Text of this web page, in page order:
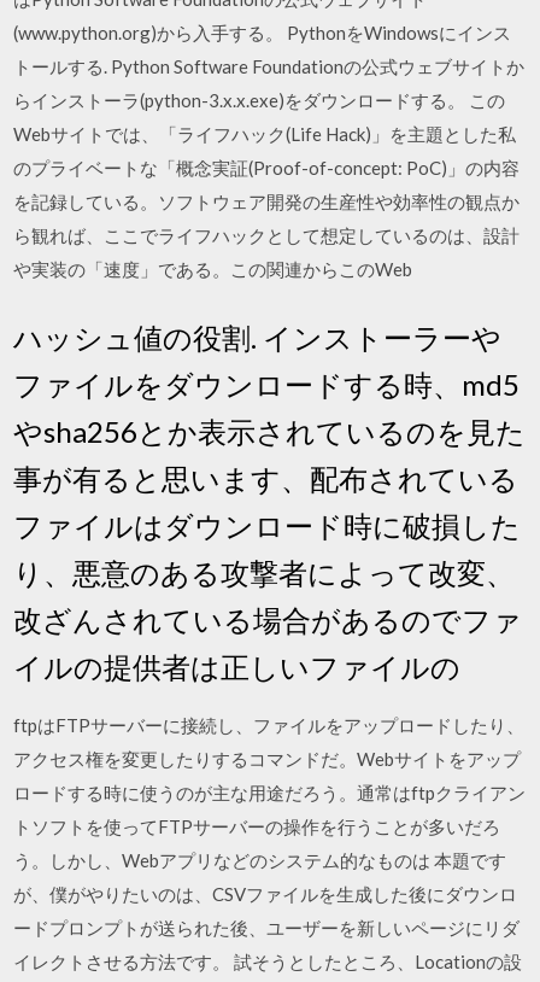
(www.python.org)から入手する。 PythonをWindowsにインス
トールする. Python Software Foundationの公式ウェブサイトか
らインストーラ(python-3.x.x.exe)をダウンロードする。 この
Webサイトでは、「ライフハック(Life Hack)」を主題とした私
のプライベートな「概念実証(Proof-of-concept: PoC)」の内容
を記録している。ソフトウェア開発の生産性や効率性の観点か
ら観れば、ここでライフハックとして想定しているのは、設計
や実装の「速度」である。この関連からこのWeb
ハッシュ値の役割. インストーラーや
ファイルをダウンロードする時、md5
やsha256とか表示されているのを見た
事が有ると思います、配布されている
ファイルはダウンロード時に破損した
り、悪意のある攻撃者によって改変、
改ざんされている場合があるのでファ
イルの提供者は正しいファイルの
ftpはFTPサーバーに接続し、ファイルをアップロードしたり、
アクセス権を変更したりするコマンドだ。Webサイトをアップ
ロードする時に使うのが主な用途だろう。通常はftpクライアン
トソフトを使ってFTPサーバーの操作を行うことが多いだろ
う。しかし、Webアプリなどのシステム的なものは 本題です
が、僕がやりたいのは、CSVファイルを生成した後にダウンロ
ードプロンプトが送られた後、ユーザーを新しいページにリダ
イレクトさせる方法です。 試そうとしたところ、Locationの設